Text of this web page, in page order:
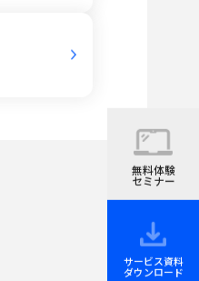
無料体験
セミナー
サービス資料
ダウンロード